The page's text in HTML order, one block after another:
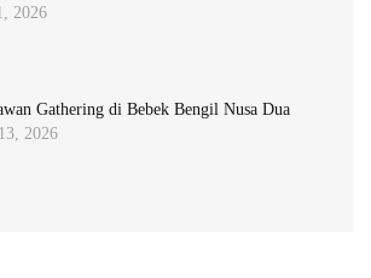
2026
Gathering di Bebek Bengil Nusa Dua
2026